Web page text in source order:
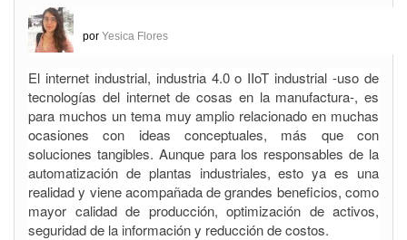
por Yesica Flores
El internet industrial, industria 4.0 o IIoT industrial -uso de
tecnologías del internet de cosas en la manufactura-, es
para muchos un tema muy amplio relacionado en muchas
ocasiones con ideas conceptuales, más que con
soluciones tangibles. Aunque para los responsables de la
automatización de plantas industriales, esto ya es una
realidad y viene acompañada de grandes beneficios, como
mayor calidad de producción, optimización de activos,
seguridad de la información y reducción de costos.